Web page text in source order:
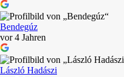
Bendegúz
vor 4 Jahren
László Hadászi